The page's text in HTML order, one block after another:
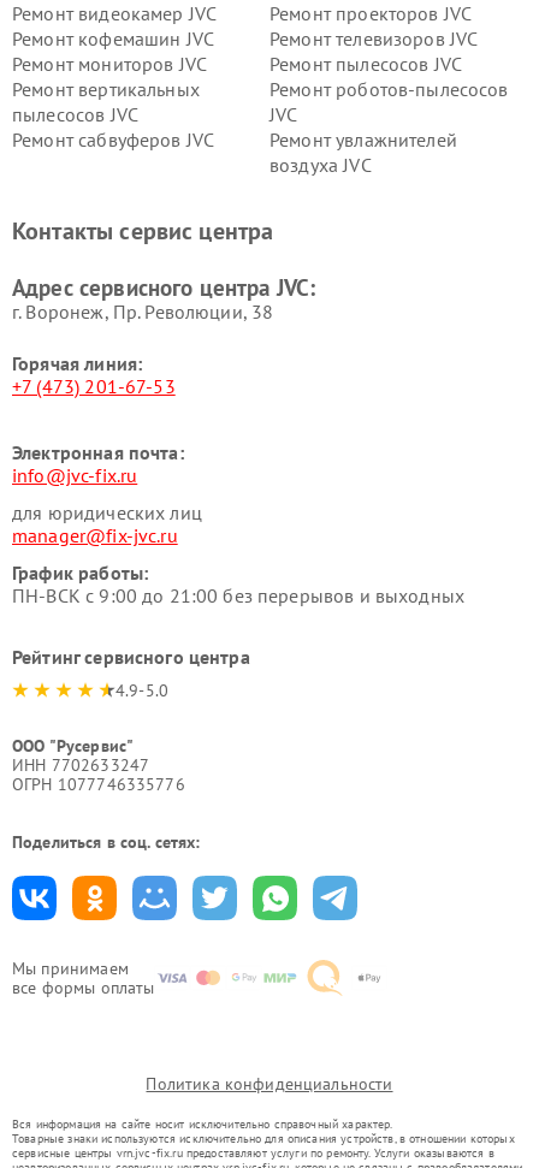
Мы принимаем
все формы оплаты
Ремонт видеокамер JVC
Ремонт проекторов JVC
Ремонт кофемашин JVC
Ремонт телевизоров JVC
Ремонт мониторов JVC
Ремонт пылесосов JVC
Ремонт вертикальных
пылесосов JVC
Ремонт роботов-пылесосов
JVC
Ремонт сабвуферов JVC
Ремонт увлажнителей
воздуха JVC
Контакты сервис центра
Адрес сервисного центра JVC:
г. Воронеж, Пр. Революции, 38
Горячая линия:
+7 (473) 201-67-53
Электронная почта:
info@jvc-fix.ru
для юридических лиц
manager@fix-jvc.ru
График работы:
ПН-ВСК с 9:00 до 21:00 без перерывов и выходных
Рейтинг сервисного центра
4.9-5.0
ООО "Русервис"
ИНН 7702633247
ОГРН 1077746335776
Поделиться в соц. сетях:
Политика конфиденциальности
Вся информация на сайте носит исключительно справочный характер.
Товарные знаки используются исключительно для описания устройств, в отношении которых
сервисные центры vrn.jvc-fix.ru предоставляют услуги по ремонту. Услуги оказываются в